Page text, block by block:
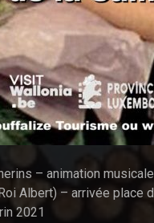
– animation musicale
Albert) – arrivée place
2021